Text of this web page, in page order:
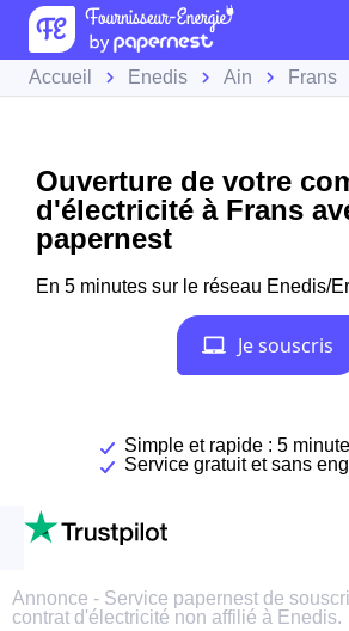
Accueil Enedis Ain Frans